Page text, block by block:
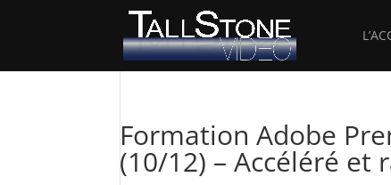
Formation Adobe
(10/12) – Accéléré